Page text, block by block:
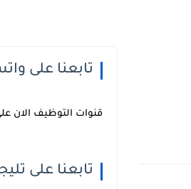
تابعنا على
قنوات التوظيف الان
تابعنا على